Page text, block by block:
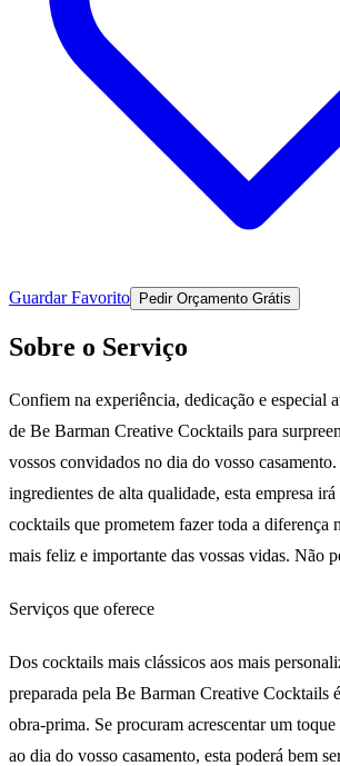
Guardar Favorito Pedir Orçamento Grátis
Sobre o Serviço
Confiem na experiência, dedicação e especial
de Be Barman Creative Cocktails para
vossos convidados no dia do vosso
ingredientes de alta qualidade, esta empresa
cocktails que prometem fazer toda a diferença
mais feliz e importante das vossas vidas. Não
Serviços que oferece
Dos cocktails mais clássicos aos mais
preparada pela Be Barman Creative Cocktails
obra-prima. Se procuram acrescentar um
ao dia do vosso casamento, esta poderá bem